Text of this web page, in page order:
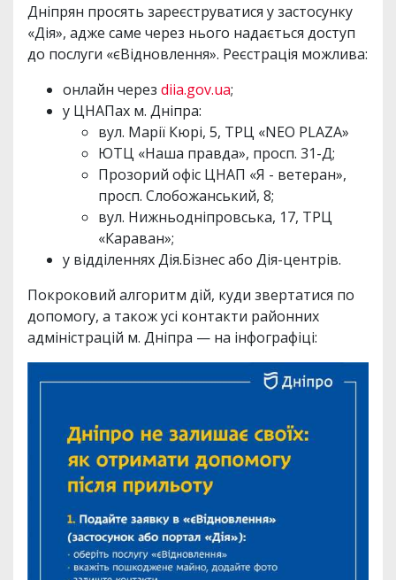
Дніпрян просять зареєструватися у застосунку
«Дія», адже саме через нього надається доступ
до послуги «єВідновлення». Реєстрація можлива:
онлайн через diia.gov.ua;
у ЦНАПах м. Дніпра:
вул. Марії Кюрі, 5, ТРЦ «NEO PLAZA»
ЮТЦ «Наша правда», просп. 31-Д;
Прозорий офіс ЦНАП «Я - ветеран»,
просп. Слобожанський, 8;
вул. Нижньодніпровська, 17, ТРЦ
«Караван»;
у відділеннях Дія.Бізнес або Дія-центрів.
Покроковий алгоритм дій, куди звертатися по
допомогу, а також усі контакти районних
адміністрацій м. Дніпра — на інфографіці: